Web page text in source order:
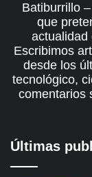
Batiburrillo
que
actualidad
Escribimos
desde los
tecnológico,
comentarios
Últimas